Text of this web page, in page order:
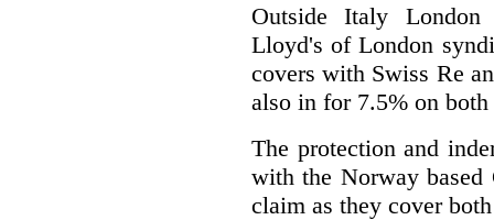
Outside Italy
Lloyd's of London
covers with Swiss Re
also in for 7.5% on
The protection and
with the Norway
claim as they cover